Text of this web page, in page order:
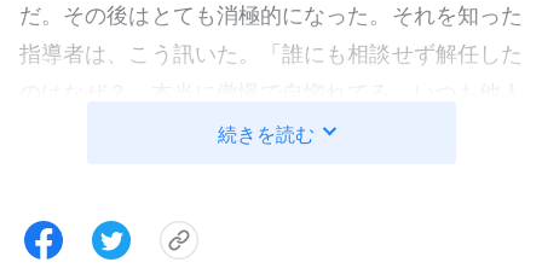
だ。その後はとても消極的になった。それを知った
指導者は、こう訊いた。「誰にも相談せず解任した
を見下し、萎縮させてる。そんなひどい振る舞いで
て誰にも訊かなかったんだろう？ いつも自分のし
続きを読む